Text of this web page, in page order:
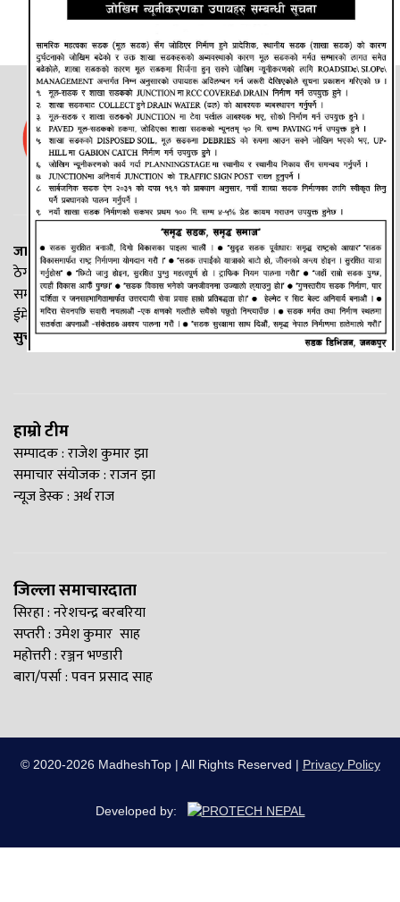
जानकी न्यूज नेटवर्क
ठेगाना: लक्ष्मीनियाँ -७, मधेश प्रदेश
सम्पर्क नं. : +977-9844100829
ईमेल:Madheshtopnews@gmail.com
सुचना विभाग दर्ता नं. २५४०/२०७७/७८
हाम्रो टीम
सम्पादक : राजेश कुमार झा
समाचार संयोजक : राजन झा
न्यूज डेस्क : अर्थ राज
जिल्ला समाचारदाता
सिरहा : नरेशचन्द्र बरबरिया
सप्तरी : उमेश कुमार साह
महोत्तरी : रञ्जन भण्डारी
बारा/पर्सा : पवन प्रसाद साह
© 2020-2026 MadheshTop | All Rights Reserved | Privacy Policy
Developed by: